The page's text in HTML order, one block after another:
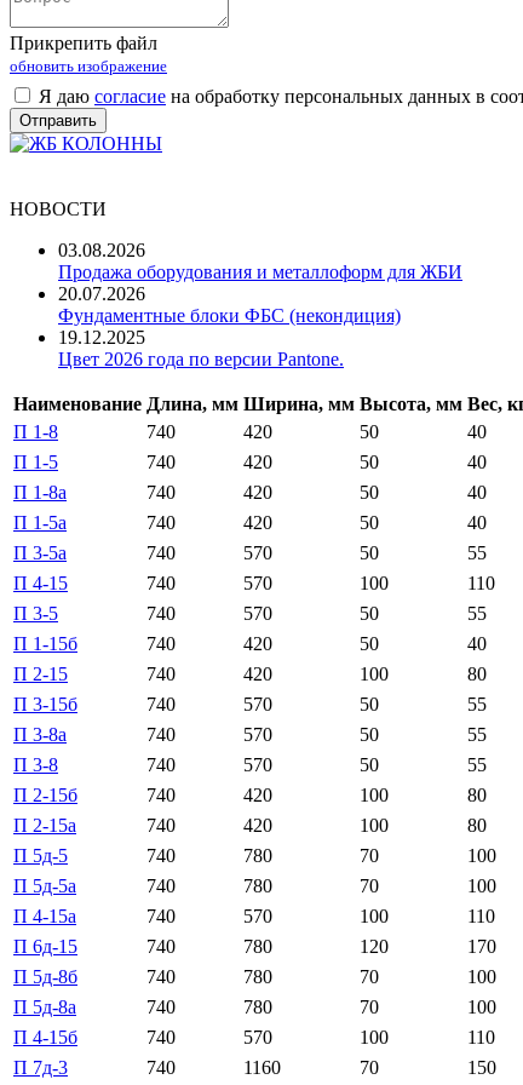
Прикрепить файл
обновить изображение
Я даю согласие на обработку персональных данных в
НОВОСТИ
03.08.2026
Продажа оборудования и металлоформ для ЖБИ
20.07.2026
Фундаментные блоки ФБС (некондиция)
19.12.2025
Цвет 2026 года по версии Pantone.
Наименование Длина, мм Ширина, мм Высота, мм Вес,
П 1-8
740 420 50 40
П 1-5
740 420 50 40
П 1-8а
740 420 50 40
П 1-5а
740 420 50 40
П 3-5а
740 570 50 55
П 4-15
740 570 100 110
П 3-5
740 570 50 55
П 1-15б
740 420 50 40
П 2-15
740 420 100 80
П 3-15б
740 570 50 55
П 3-8а
740 570 50 55
П 3-8
740 570 50 55
П 2-15б
740 420 100 80
П 2-15а
740 420 100 80
П 5д-5
740 780 70 100
П 5д-5а
740 780 70 100
П 4-15а
740 570 100 110
П 6д-15
740 780 120 170
П 5д-8б
740 780 70 100
П 5д-8а
740 780 70 100
П 4-15б
740 570 100 110
П 7д-3
740 1160 70 150